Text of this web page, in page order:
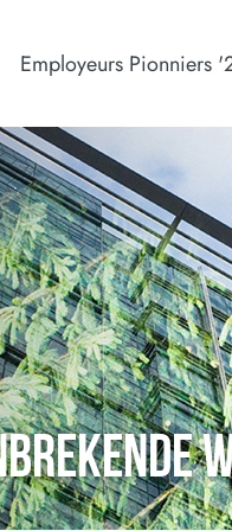
Employeurs Pionniers